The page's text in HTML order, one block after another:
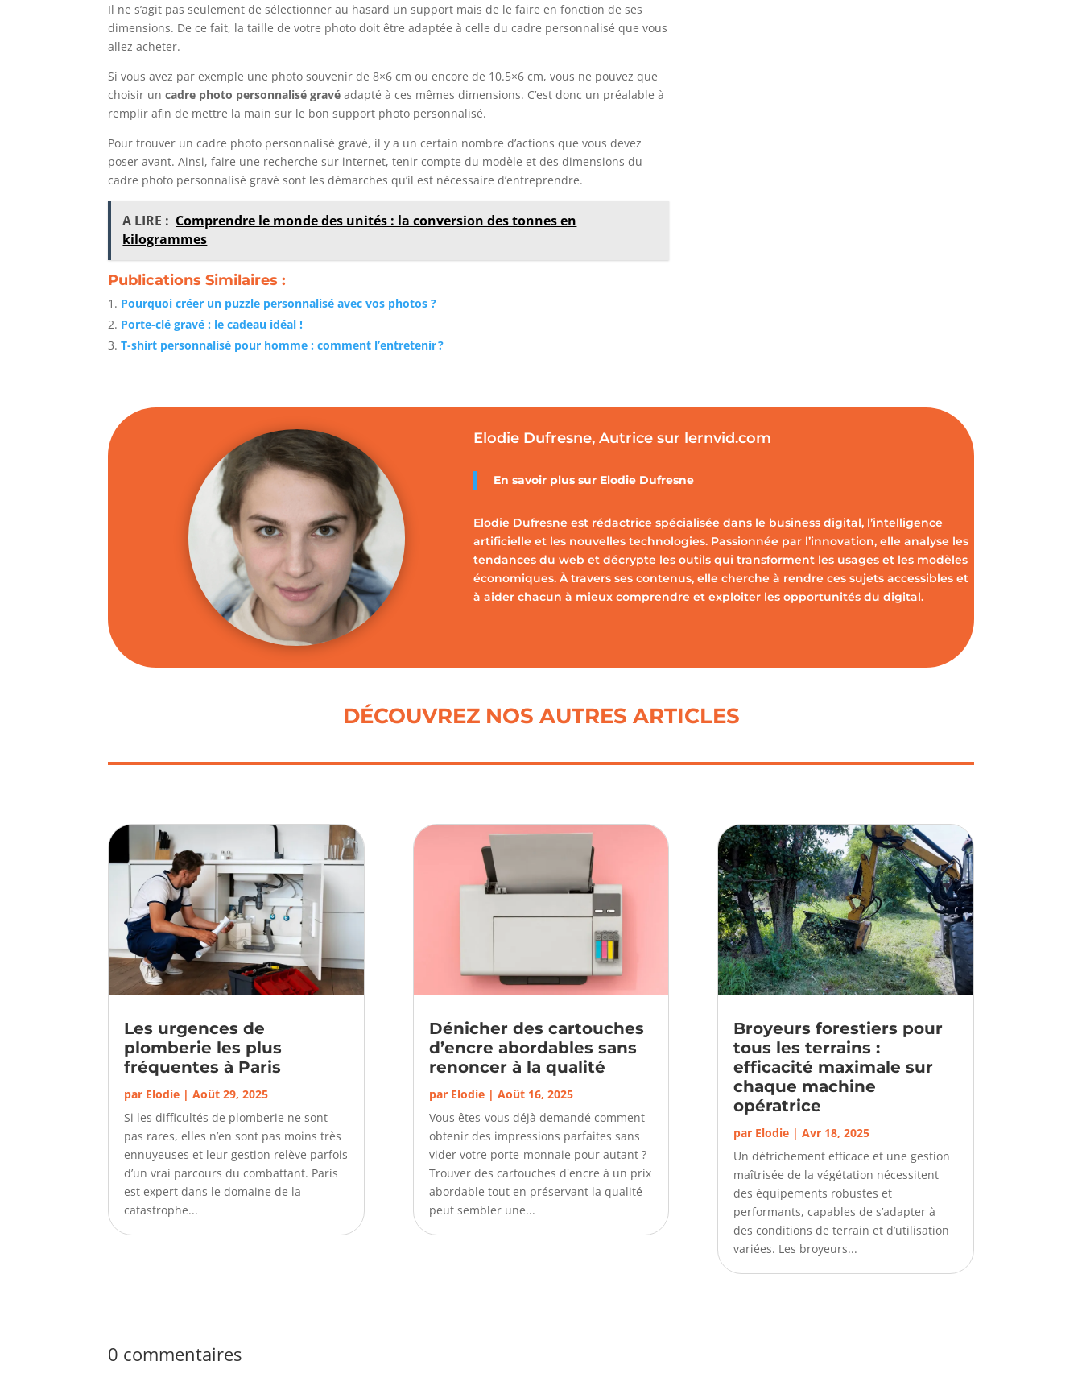
Il ne s’agit pas seulement de sélectionner au hasard un support mais de le faire en fonction de ses
dimensions. De ce fait, la taille de votre photo doit être adaptée à celle du cadre personnalisé que vous
allez acheter.
Si vous avez par exemple une photo souvenir de 8×6 cm ou encore de 10.5×6 cm, vous ne pouvez que
choisir uncadre photo personnalisé gravé adapté à ces mêmes dimensions. C’est donc un préalable à
remplir afin de mettre la main sur le bon support photo personnalisé.
Pour trouver un cadre photo personnalisé gravé, il y a un certain nombre d’actions que vous devez
poser avant. Ainsi, faire une recherche sur internet, tenir compte du modèle et des dimensions du
cadre photo personnalisé gravé sont les démarches qu’il est nécessaire d’entreprendre.
A LIRE : Comprendre le monde des unités : la conversion des tonnes en
kilogrammes
Publications Similaires :
Pourquoi créer un puzzle personnalisé avec vos photos ?
Porte-clé gravé : le cadeau idéal !
T-shirt personnalisé pour homme : comment l’entretenir ?
Elodie Dufresne, Autrice sur lernvid.com
En savoir plus sur Elodie Dufresne
Elodie Dufresne est rédactrice spécialisée dans le business digital, l’intelligence
artificielle et les nouvelles technologies. Passionnée par l’innovation, elle analyse les
tendances du web et décrypte les outils qui transforment les usages et les modèles
économiques. À travers ses contenus, elle cherche à rendre ces sujets accessibles et
à aider chacun à mieux comprendre et exploiter les opportunités du digital.
DÉCOUVREZ NOS AUTRES ARTICLES
Les urgences de
plomberie les plus
fréquentes à Paris
par Elodie |Août 29, 2025
Si les difficultés de plomberie ne sont
pas rares, elles n’en sont pas moins très
ennuyeuses et leur gestion relève parfois
d’un vrai parcours du combattant. Paris
est expert dans le domaine de la
catastrophe...
Dénicher des cartouches
d’encre abordables sans
renoncer à la qualité
par Elodie| Août 16, 2025
Vous êtes-vous déjà demandé comment
obtenir des impressions parfaites sans
vider votre porte-monnaie pour autant ?
Trouver des cartouches d'encre à un prix
abordable tout en préservant la qualité
peut sembler une...
Broyeurs forestiers pour
tous les terrains :
efficacité maximale sur
chaque machine
opératrice
par Elodie| Avr 18, 2025
Un défrichement efficace et une gestion
maîtrisée de la végétation nécessitent
des équipements robustes et
performants, capables de s’adapter à
des conditions de terrain et d’utilisation
variées. Les broyeurs...
0 commentaires